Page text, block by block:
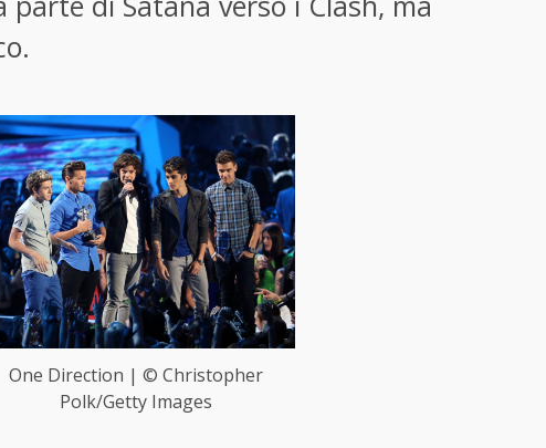
One Direction | © Christopher
Polk/Getty Images